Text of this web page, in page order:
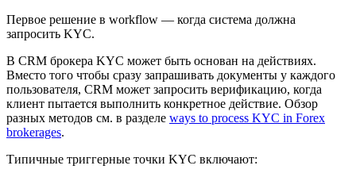
Первое решение в workflow — когда система должна
запросить KYC.
В CRM брокера KYC может быть основан на действиях.
Вместо того чтобы сразу запрашивать документы у каждого
пользователя, CRM может запросить верификацию, когда
клиент пытается выполнить конкретное действие. Обзор
разных методов см. в разделе ways to process KYC in Forex
brokerages.
Типичные триггерные точки KYC включают: